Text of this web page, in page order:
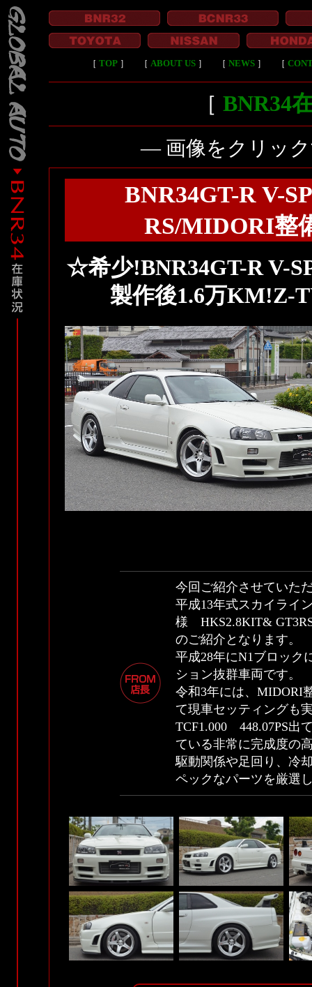
［ TOP］ ［ ABOUT US］ ［ NEWS］ ［
［ BNR34
― 画像をクリッ
BNR34GT-R V-
RS/MIDORI整
☆希少!BNR34GT-R V-
製作後1.6万KM!Z-
今回ご紹介させていた
平成13年式スカイライ
様 HKS2.8KIT&
のご紹介となります。
平成28年にN1ブロック
ション抜群車両です。
令和3年には、MIDORI
て現車セッティングも
TCF1.000 448.07PS出
ている非常に完成度の
駆動関係や足回り、冷
ペックなパーツを厳選